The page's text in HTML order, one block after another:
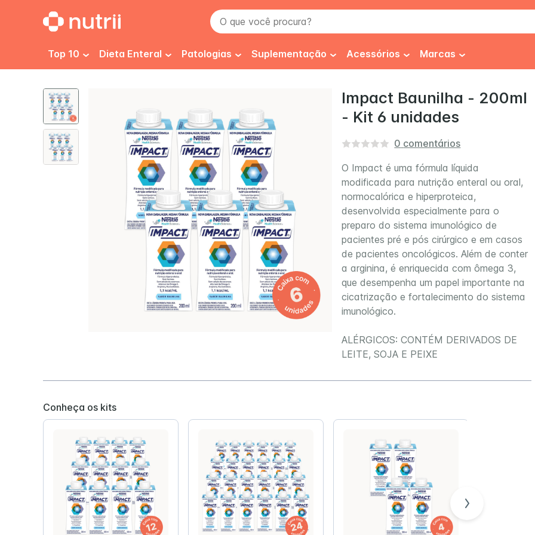
O que você procura?
Top 10
Isosource 1.5 Isosource Soya Isosource Soya Fiber Thicken
Dieta Enteral
Dieta 1.2 kcal
Dieta 1.5 kcal
Dieta Enteral Renal
Dieta Enteral Infantil
Dieta Enteral Especializada
Dieta Enteral Diabetes
Normocalórica e Normoproteica
Hipercalórica e Hiperproteica
Hipercalorica e Normoproteica
Patologias
Imunidade
Câncer
Desnutrição
Gastrointestinais
Renal
Cicatrização
Diabetes
Disfagia
Suplementação
Espessante
Fibra Alimentar
Hipercalórico
Hiperproteíco
Proteínas
Nutracêuticos
Acessórios
Equipo
Seringa
Higienização
Fixadores
Luvas
Marcas
FiberMais®
Fresenius
Fresubin
Impact®
Isosource®
Nestlé Health Science
Novasource®
Nutren®
Peptamen®
Trophic
Impact Baunilha - 200ml
- Kit 6 unidades
0 comentários
O Impact é uma fórmula líquida
modificada para nutrição enteral ou oral,
normocalórica e hiperproteica,
desenvolvida especialmente para o
preparo do sistema imunológico de
pacientes pré e pós cirúrgico e em casos
de pacientes oncológicos. Além de conter
a arginina, é enriquecida com ômega 3,
que desempenha um papel importante na
cicatrização e fortalecimento do sistema
imunológico.
ALÉRGICOS: CONTÉM DERIVADOS DE
LEITE, SOJA E PEIXE
Conheça os kits